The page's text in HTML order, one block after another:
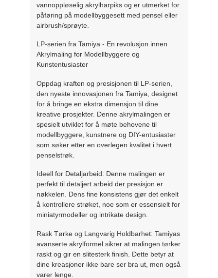
vannoppløselig akrylharpiks og er utmerket for
påføring på modellbyggesett med pensel eller
airbrush/sprøyte.
LP-serien fra Tamiya - En revolusjon innen
Akrylmaling for Modellbyggere og
Kunstentusiaster
Oppdag kraften og presisjonen til LP-serien,
den nyeste innovasjonen fra Tamiya, designet
for å bringe en ekstra dimensjon til dine
kreative prosjekter. Denne akrylmalingen er
spesielt utviklet for å møte behovene til
modellbyggere, kunstnere og DIY-entusiaster
som søker etter en overlegen kvalitet i hvert
penselstrøk.
Ideell for Detaljarbeid: Denne malingen er
perfekt til detaljert arbeid der presisjon er
nøkkelen. Dens fine konsistens gjør det enkelt
å kontrollere strøket, noe som er essensielt for
miniatyrmodeller og intrikate design.
Rask Tørke og Langvarig Holdbarhet: Tamiyas
avanserte akrylformel sikrer at malingen tørker
raskt og gir en slitesterk finish. Dette betyr at
dine kreasjoner ikke bare ser bra ut, men også
varer lenge.